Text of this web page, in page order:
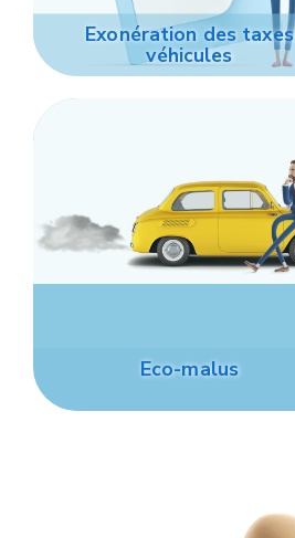
Exonération des taxes
véhicules
Eco-malus